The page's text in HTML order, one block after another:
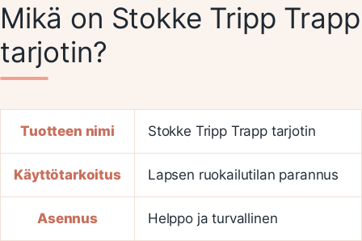
Mikä on Stokke Tripp Trapp
tarjotin?
Tuotteen nimi Stokke Tripp Trapp tarjotin
Käyttötarkoitus Lapsen ruokailutilan parannus
Asennus Helppo ja turvallinen